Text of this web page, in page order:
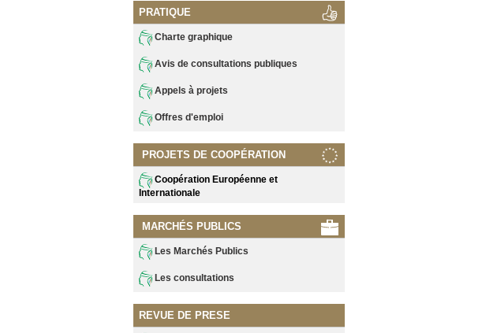
PRATIQUE
Charte graphique
Avis de consultations publiques
Appels à projets
Offres d'emploi
PROJETS DE COOPÉRATION
Coopération Européenne et
Internationale
MARCHÉS PUBLICS
Les Marchés Publics
Les consultations
REVUE DE PRESE